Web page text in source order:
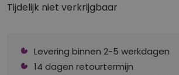
Tijdelijk niet verkrijgbaar
Levering binnen 2-5 werkdagen
14 dagen retourtermijn